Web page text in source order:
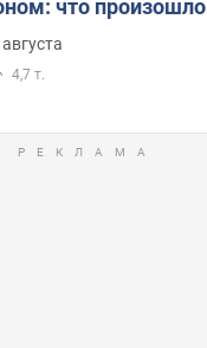
что произошло
4,7 т.